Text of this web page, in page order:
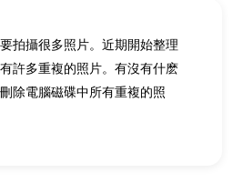
拍攝很多照片。近期開始整理
許多重複的照片。有沒有什麽
除電腦磁碟中所有重複的照